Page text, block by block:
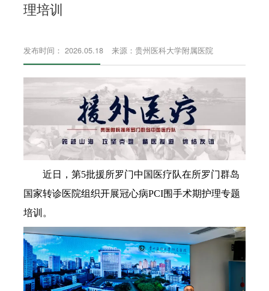
理培训
发布时间： 2026.05.18 来源：贵州医科大学附属医院
近日，第5批援所罗门中国医疗队在所罗门群岛
国家转诊医院组织开展冠心病PCI围手术期护理专题
培训。